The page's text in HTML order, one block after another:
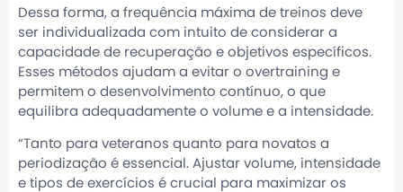
Dessa forma, a frequência máxima de treinos deve
ser individualizada com intuito de considerar a
capacidade de recuperação e objetivos específicos.
Esses métodos ajudam a evitar o overtraining e
permitem o desenvolvimento contínuo, o que
equilibra adequadamente o volume e a intensidade.
“Tanto para veteranos quanto para novatos a
periodização é essencial. Ajustar volume, intensidade
e tipos de exercícios é crucial para maximizar os